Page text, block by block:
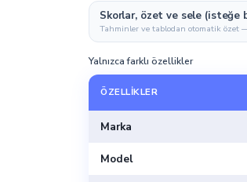
Skorlar, özet ve sele (isteğe
Tahminler ve tablodan otomatik özet
Yalnızca farklı özellikler
ÖZELLIKLER
Marka
Model